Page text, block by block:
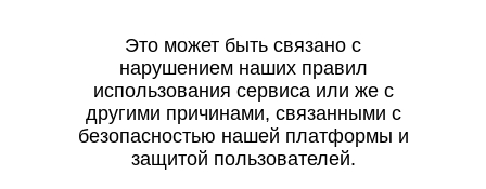
Это может быть связано с
нарушением наших правил
использования сервиса или же с
другими причинами, связанными с
безопасностью нашей платформы и
защитой пользователей.